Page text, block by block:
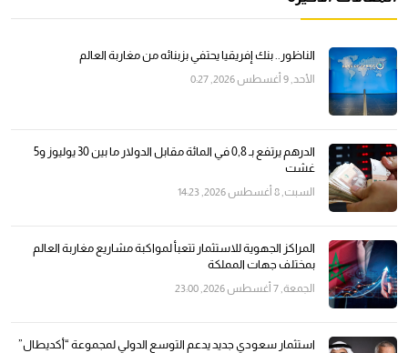
الناظور.. بنك إفريقيا يحتفي بزبنائه من مغاربة العالم
الأحد, 9 أغسطس 2026, 0:27
الدرهم يرتفع بـ 0,8 في المائة مقابل الدولار ما بين 30 يوليوز و5
غشت
السبت, 8 أغسطس 2026, 14:23
المراكز الجهوية للاستثمار تتعبأ لمواكبة مشاريع مغاربة العالم
بمختلف جهات المملكة
الجمعة, 7 أغسطس 2026, 23:00
استثمار سعودي جديد يدعم التوسع الدولي لمجموعة “أكديطال”